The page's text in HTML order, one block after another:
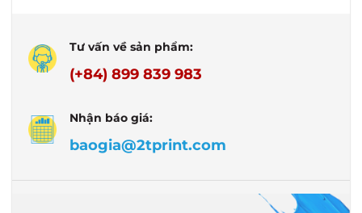
Tư vấn về sản phẩm:
(+84) 899 839 983
Nhận báo giá:
baogia@2tprint.com